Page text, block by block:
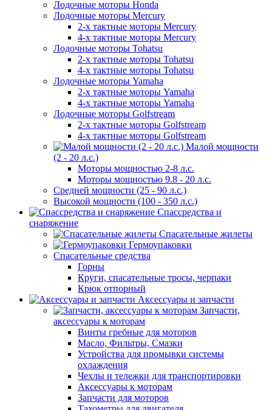
Лодочные моторы Honda
Лодочные моторы Mercury
2-х тактные моторы Mercury
4-х тактные моторы Mercury
Лодочные моторы Tohatsu
2-х тактные моторы Tohatsu
4-х тактные моторы Tohatsu
Лодочные моторы Yamaha
2-х тактные моторы Yamaha
4-х тактные моторы Yamaha
Лодочные моторы Golfstream
2-х тактные моторы Golfstream
4-х тактные моторы Golfstream
Малой мощности
(2 - 20 л.с.)
Моторы мощностью 2-8 л.с.
Моторы мощностью 9.8 - 20 л.с.
Средней мощности (25 - 90 л.с.)
Высокой мощности (100 - 350 л.с.)
Спассредства и
снаряжение
Спасательные жилеты
Гермоупаковки
Спасательные средства
Горны
Круги, спасательные тросы, черпаки
Крюк отпорный
Аксессуары и запчасти
Запчасти,
аксессуары к моторам
Винты гребные для моторов
Масло, Фильтры, Смазки
Устройства для промывки системы
охлаждения
Чехлы и тележки для транспортировки
Аксессуары к моторам
Запчасти для моторов